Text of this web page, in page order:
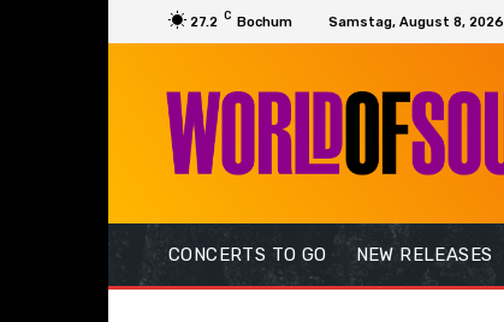
27.2 C Bochum Samstag, August 8, 2026
CONCERTS TO GO NEW RELEASES